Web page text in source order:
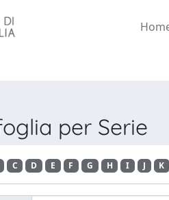
per Serie
C D E F G H I J K